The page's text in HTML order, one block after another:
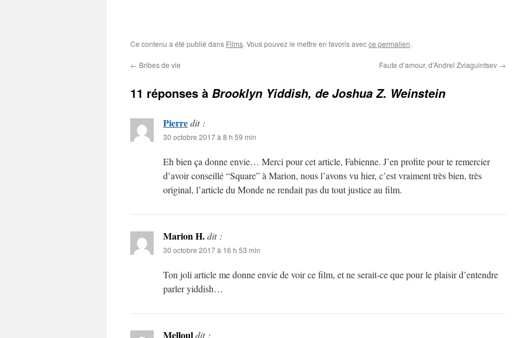
Ce contenu a été publié dans Films. Vous pouvez le mettre en favoris avecce permalien.
← Bribes de vie Faute d’amour, d’Andreï Zviaguintsev →
11 réponses à Brooklyn Yiddish, de Joshua Z. Weinstein
Pierredit :
30 octobre 2017 à 8 h 59 min
Eh bien ça donne envie… Merci pour cet article, Fabienne. J’en profite pour te remercier
d’avoir conseillé “Square” à Marion, nous l’avons vu hier, c’est vraiment très bien, très
original, l’article du Monde ne rendait pas du tout justice au film.
Marion H.dit :
30 octobre 2017 à 16 h 53 min
Ton joli article me donne envie de voir ce film, et ne serait-ce que pour le plaisir d’entendre
parler yiddish…
Mellouldit :